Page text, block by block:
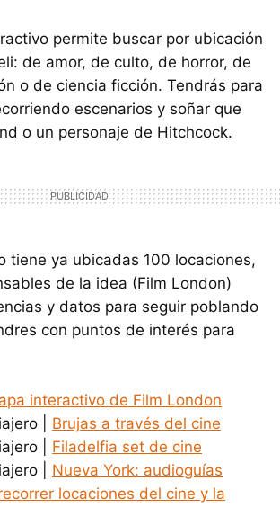
permite buscar por ubicación
de amor, de culto, de horror, de
o de ciencia ficción. Tendrás para
escenarios y soñar que
o un personaje de Hitchcock.
tiene ya ubicadas 100 locaciones,
de la idea (Film London)
y datos para seguir poblando
con puntos de interés para
interactivo de Film London
| Brujas a través del cine
| Filadelfia set de cine
| Nueva York: audioguías
locaciones del cine y la